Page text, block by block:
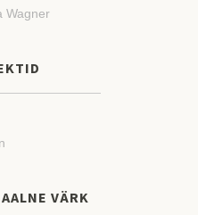
Wagner
VÄRK